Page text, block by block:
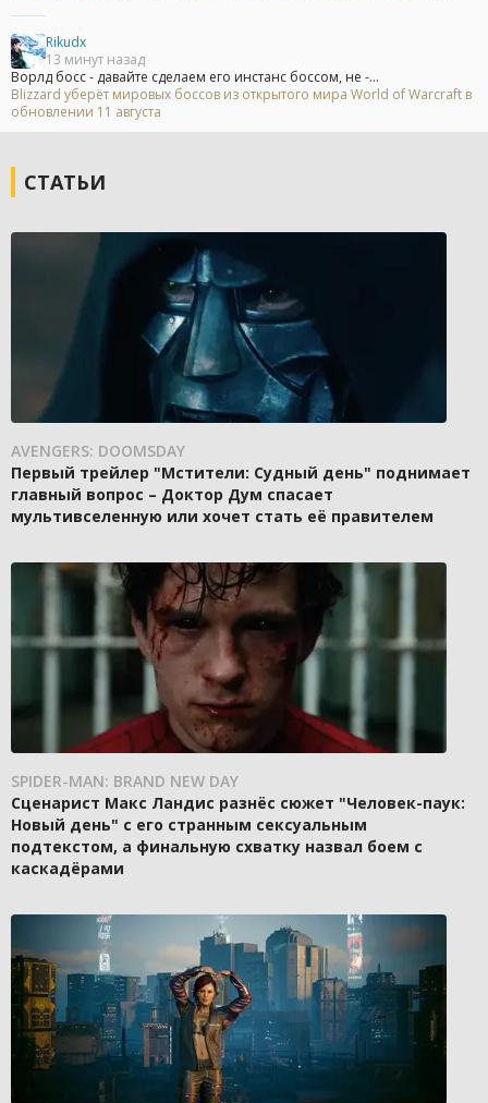
Rikudx
13 минут назад
Ворлд босс - давайте сделаем его инстанс боссом, не -...
Blizzard уберёт мировых боссов из открытого мира World of Warcraft в
обновлении 11 августа
СТАТЬИ
AVENGERS: DOOMSDAY
Первый трейлер "Мстители: Судный день" поднимает
главный вопрос – Доктор Дум спасает
мультивселенную или хочет стать её правителем
SPIDER-MAN: BRAND NEW DAY
Сценарист Макс Ландис разнёс сюжет "Человек-паук:
Новый день" с его странным сексуальным
подтекстом, а финальную схватку назвал боем с
каскадёрами